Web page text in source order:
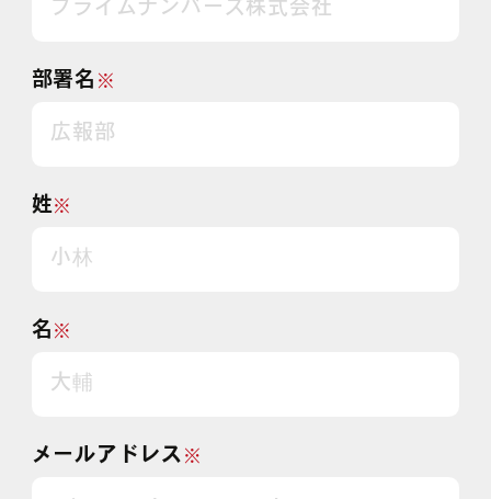
※
部署名
※
姓
※
名
※
メールアドレス